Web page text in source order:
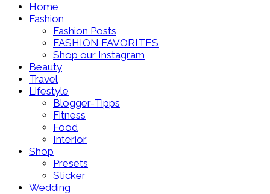
Home
Fashion
Fashion Posts
FASHION FAVORITES
Shop our Instagram
Beauty
Travel
Lifestyle
Blogger-Tipps
Fitness
Food
Interior
Shop
Presets
Sticker
Wedding